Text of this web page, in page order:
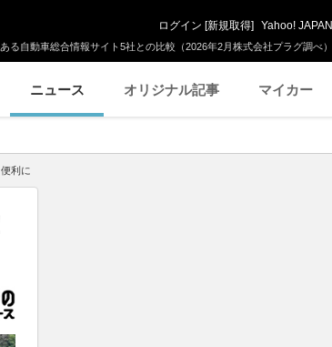
る自動車総合情報サイト5社との比較（2026年2月株式会社プラグ調べ）
ログイン [新規取得] Yahoo! JAPAN
ニュース オリジナル記事 マイカー
利に